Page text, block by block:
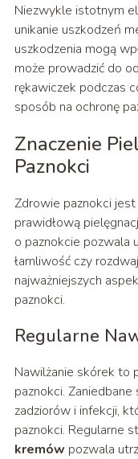
Niezwykle istotnym
unikanie uszkodzeń
uszkodzenia mogą
może prowadzić do
rękawiczek podczas
sposób na ochronę
Znaczenie
Paznokci
Zdrowie paznokci
prawidłową
o paznokcie pozwala
łamliwość czy
najważniejszych
paznokci.
Regularne
Nawilżanie skórek to
paznokci.
zadziorów i infekcji,
paznokci. Regularne
kremów pozwala